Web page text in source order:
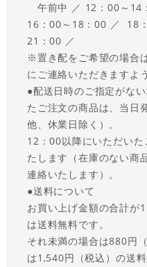
午前中 ／ 12：00～14
16：00～18：00 ／ 18
21：00 ／
※置き配をご希望の場合
にご連絡いただきますよ
●配送日時のご指定がな
たご注文の商品は、当日
他、休業日除く）。
12：00以降にいただい
たします（在庫のない商
連絡いたします）。
●送料について
お買い上げ金額の合計が
は送料無料です。
それ未満の場合は880円
は1,540円（税込）の送